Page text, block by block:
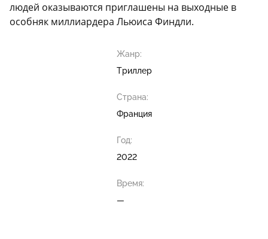
людей оказываются приглашены на выходные в
особняк миллиардера Льюиса Финдли.
Жанр:
Триллер
Страна:
Франция
Год:
2022
Время:
—